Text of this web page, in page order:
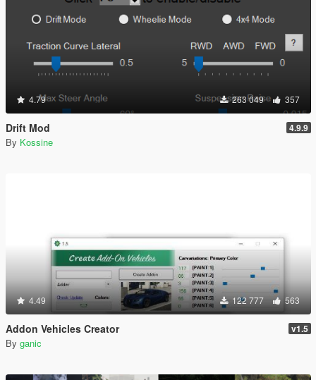
4.79 263 049 357
Drift Mod 4.9.9
By Kossine
4.49 122 777 563
Addon Vehicles Creator v1.5
By ganic